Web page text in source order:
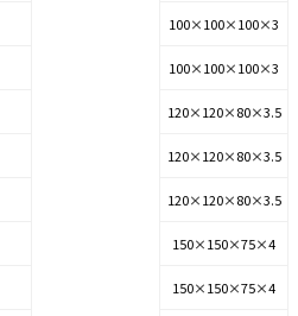
100×100×100×3
100×100×100×3
120×120×80×3.5
120×120×80×3.5
120×120×80×3.5
150×150×75×4
150×150×75×4